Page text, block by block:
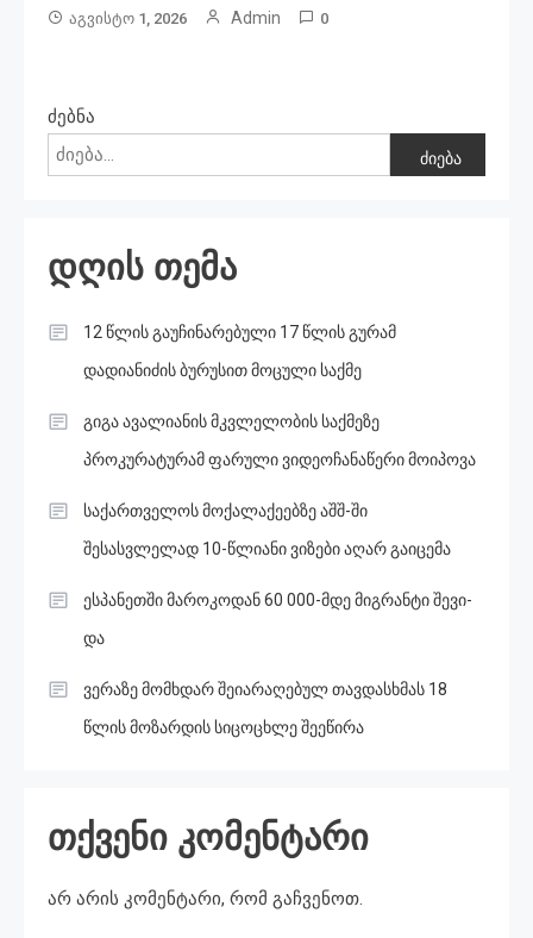
Აგვისტო 1, 2026 Admin 0
ძებნა
ძიება
დღის თემა
12 წლის გაუჩინარებული 17 წლის გურამ
დადიანიძის ბურუსით მოცული საქმე
გიგა ავალიანის მკვლელობის საქმეზე
პროკურატურამ ფარული ვიდეოჩანაწერი მოიპოვა
საქართველოს მოქალაქეებზე აშშ-ში
შესასვლელად 10-წლიანი ვიზები აღარ გაიცემა
ესპანეთში მა­რო­კო­დან 60 000-მდე მიგ­რან­ტი შე­ვი­
და
ვერაზე მომხდარ შეიარაღებულ თავდასხმას 18
წლის მოზარდის სიცოცხლე შეეწირა
თქვენი კომენტარი
არ არის კომენტარი, რომ გაჩვენოთ.